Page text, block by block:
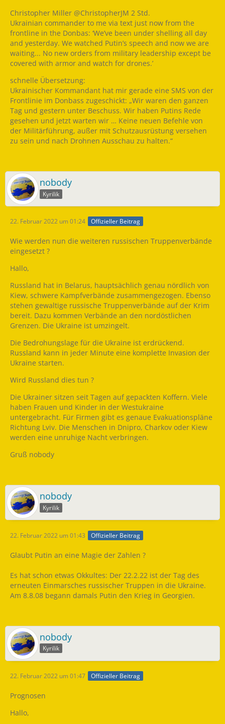
Christopher Miller @ChristopherJM 2 Std.
Ukrainian commander to me via text just now from the
frontline in the Donbas: ‘We’ve been under shelling all day
and yesterday. We watched Putin’s speech and now we are
waiting... No new orders from military leadership except be
covered with armor and watch for drones.’
schnelle Übersetzung:
Ukrainischer Kommandant hat mir gerade eine SMS von der
Frontlinie im Donbass zugeschickt: „Wir waren den ganzen
Tag und gestern unter Beschuss. Wir haben Putins Rede
gesehen und jetzt warten wir … Keine neuen Befehle von
der Militärführung, außer mit Schutzausrüstung versehen
zu sein und nach Drohnen Ausschau zu halten.“
nobody
Kyrilik
22. Februar 2022 um 01:24 Offizieller Beitrag
Wie werden nun die weiteren russischen Truppenverbände
eingesetzt ?
Hallo,
Russland hat in Belarus, hauptsächlich genau nördlich von
Kiew, schwere Kampfverbände zusammengezogen. Ebenso
stehen gewaltige russische Truppenverbände auf der Krim
bereit. Dazu kommen Verbände an den nordöstlichen
Grenzen. Die Ukraine ist umzingelt.
Die Bedrohungslage für die Ukraine ist erdrückend.
Russland kann in jeder Minute eine komplette Invasion der
Ukraine starten.
Wird Russland dies tun ?
Die Ukrainer sitzen seit Tagen auf gepackten Koffern. Viele
haben Frauen und Kinder in der Westukraine
untergebracht. Für Firmen gibt es genaue Evakuationspläne
Richtung Lviv. Die Menschen in Dnipro, Charkov oder Kiew
werden eine unruhige Nacht verbringen.
Gruß nobody
nobody
Kyrilik
22. Februar 2022 um 01:43 Offizieller Beitrag
Glaubt Putin an eine Magie der Zahlen ?
Es hat schon etwas Okkultes: Der 22.2.22 ist der Tag des
erneuten Einmarsches russischer Truppen in die Ukraine.
Am 8.8.08 begann damals Putin den Krieg in Georgien.
nobody
Kyrilik
22. Februar 2022 um 01:47 Offizieller Beitrag
Prognosen
Hallo,